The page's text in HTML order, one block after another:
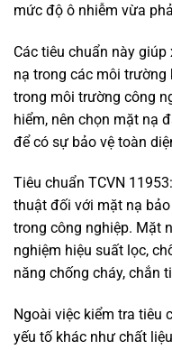
mức độ ô nhiễm vừa
Các tiêu chuẩn này
nạ trong các môi trường
trong môi trường công
hiểm, nên chọn mặt nạ
để có sự bảo vệ toàn
Tiêu chuẩn TCVN
thuật đối với mặt nạ
trong công nghiệp. Mặt
nghiệm hiệu suất lọc,
năng chống cháy, chắn
Ngoài việc kiểm tra tiêu
yếu tố khác như chất